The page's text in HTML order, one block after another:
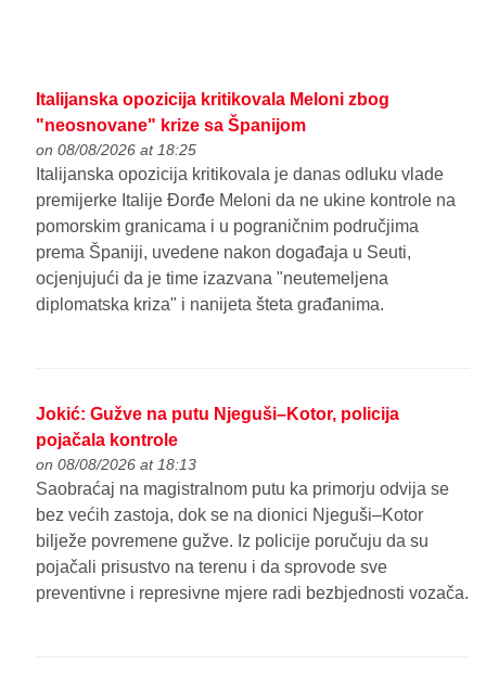
Italijanska opozicija kritikovala Meloni zbog
"neosnovane" krize sa Španijom
on 08/08/2026 at 18:25
Italijanska opozicija kritikovala je danas odluku vlade
premijerke Italije Đorđe Meloni da ne ukine kontrole na
pomorskim granicama i u pograničnim područjima
prema Španiji, uvedene nakon događaja u Seuti,
ocjenjujući da je time izazvana "neutemeljena
diplomatska kriza" i nanijeta šteta građanima.
Jokić: Gužve na putu Njeguši–Kotor, policija
pojačala kontrole
on 08/08/2026 at 18:13
Saobraćaj na magistralnom putu ka primorju odvija se
bez većih zastoja, dok se na dionici Njeguši–Kotor
bilježe povremene gužve. Iz policije poručuju da su
pojačali prisustvo na terenu i da sprovode sve
preventivne i represivne mjere radi bezbjednosti vozača.